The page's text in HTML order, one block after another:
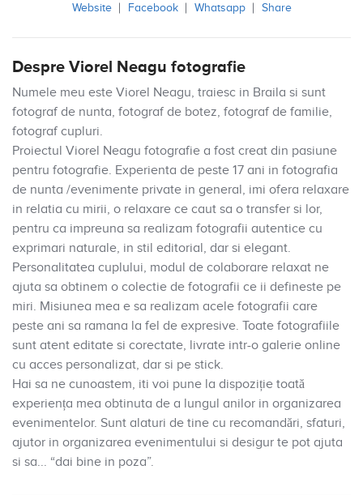
Website Facebook Whatsapp Share
Despre Viorel Neagu fotografie
Numele meu este Viorel Neagu, traiesc in Braila si sunt
fotograf de nunta, fotograf de botez, fotograf de familie,
fotograf cupluri.
Proiectul Viorel Neagu fotografie a fost creat din pasiune
pentru fotografie. Experienta de peste 17 ani in fotografia
de nunta /evenimente private in general, imi ofera relaxare
in relatia cu mirii, o relaxare ce caut sa o transfer si lor,
pentru ca impreuna sa realizam fotografii autentice cu
exprimari naturale, in stil editorial, dar si elegant.
Personalitatea cuplului, modul de colaborare relaxat ne
ajuta sa obtinem o colectie de fotografii ce ii defineste pe
miri. Misiunea mea e sa realizam acele fotografii care
peste ani sa ramana la fel de expresive. Toate fotografiile
sunt atent editate si corectate, livrate intr-o galerie online
cu acces personalizat, dar si pe stick.
Hai sa ne cunoastem, iti voi pune la dispoziție toată
experiența mea obtinuta de a lungul anilor in organizarea
evenimentelor. Sunt alaturi de tine cu recomandări, sfaturi,
ajutor in organizarea evenimentului si desigur te pot ajuta
si sa... “dai bine in poza”.